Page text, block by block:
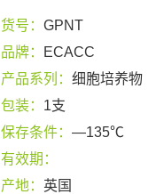
货号： GPNT
品牌：
ECACC
产品系列： 细胞培养物
包装： 1支
保存条件： —135℃
有效期：
产地： 英国